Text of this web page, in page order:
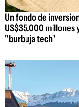
Un fondo de
US$35.000 millones
"burbuja tech"